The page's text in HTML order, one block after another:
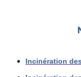
Incinération